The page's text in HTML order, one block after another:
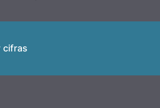
cifras